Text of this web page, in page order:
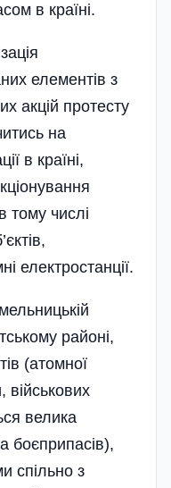
в країні.
елементів з
акцій протесту
на
в країні,
тому числі
електростанції.
районі,
(атомної
військових
велика
боєприпасів),
спільно з